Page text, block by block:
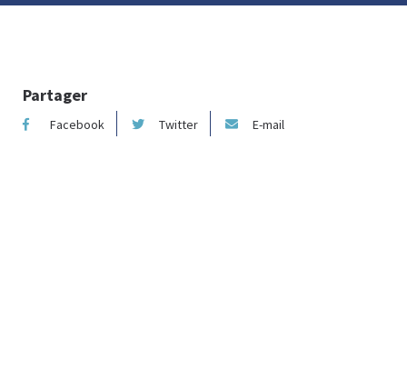
Partager
Facebook Twitter E-mail